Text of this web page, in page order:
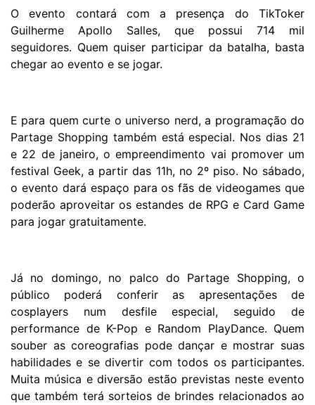
O evento contará com a presença do TikToker
Guilherme Apollo Salles, que possui 714 mil
seguidores. Quem quiser participar da batalha, basta
chegar ao evento e se jogar.
E para quem curte o universo nerd, a programação do
Partage Shopping também está especial. Nos dias 21
e 22 de janeiro, o empreendimento vai promover um
festival Geek, a partir das 11h, no 2º piso. No sábado,
o evento dará espaço para os fãs de videogames que
poderão aproveitar os estandes de RPG e Card Game
para jogar gratuitamente.
Já no domingo, no palco do Partage Shopping, o
público poderá conferir as apresentações de
cosplayers num desfile especial, seguido de
performance de K-Pop e Random PlayDance. Quem
souber as coreografias pode dançar e mostrar suas
habilidades e se divertir com todos os participantes.
Muita música e diversão estão previstas neste evento
que também terá sorteios de brindes relacionados ao